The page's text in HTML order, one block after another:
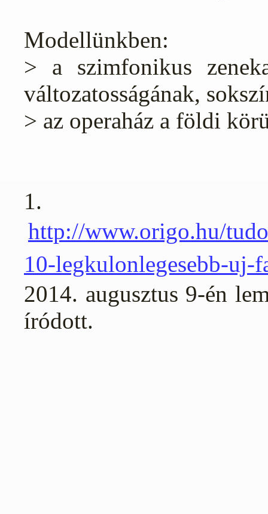
Modellünkben:
> a szimfonikus
változatosságának,
> az operaház a földi
1.
http://www.origo.hu/
10-legkulonlegesebb-uj-
2014. augusztus 9-én
íródott.